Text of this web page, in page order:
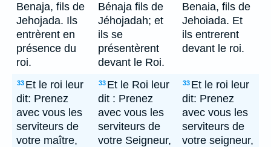
Benaja, fils de
Jehojada. Ils
entrèrent en
présence du
roi.
Bénaja fils de
Jéhojadah; et
ils se
présentèrent
devant le Roi.
Benaia, fils de
Jehoiada. Et
ils entrerent
devant le roi.
33 Et le roi leur
dit: Prenez
avec vous les
serviteurs de
votre maître,
33 Et le Roi leur
dit : Prenez
avec vous les
serviteurs de
votre Seigneur,
33 Et le roi leur
dit: Prenez
avec vous les
serviteurs de
votre seigneur,